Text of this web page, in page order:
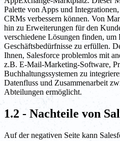
Palette von Apps und
CRMs verbessern können. Von
hin zu Erweiterungen für den
verschiedene Lösungen finden, um
Geschäftsbedürfnisse zu erfüllen.
Ihnen, Salesforce problemlos mit
z.B. E-Mail-Marketing-Software,
Buchhaltungssystemen zu
Datenfluss und Zusammenarbeit
Abteilungen ermöglicht.
1.2 - Nachteile von
Auf der negativen Seite kann